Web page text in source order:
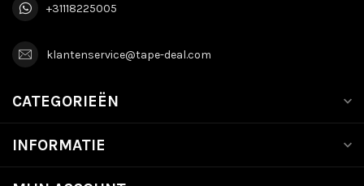
+31118225005
klantenservice@tape-deal.com
CATEGORIEËN
INFORMATIE